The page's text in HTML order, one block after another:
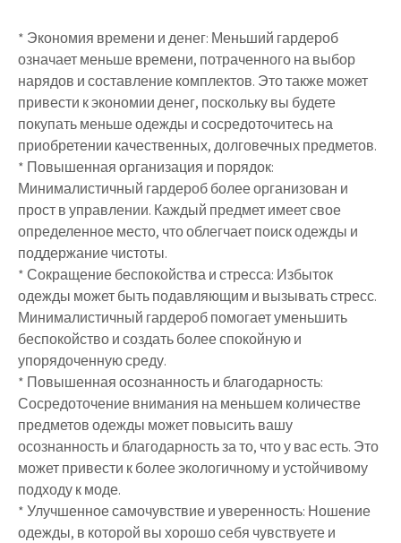
* Экономия времени и денег: Меньший гардероб
означает меньше времени, потраченного на выбор
нарядов и составление комплектов. Это также может
привести к экономии денег, поскольку вы будете
покупать меньше одежды и сосредоточитесь на
приобретении качественных, долговечных предметов.
* Повышенная организация и порядок:
Минималистичный гардероб более организован и
прост в управлении. Каждый предмет имеет свое
определенное место, что облегчает поиск одежды и
поддержание чистоты.
* Сокращение беспокойства и стресса: Избыток
одежды может быть подавляющим и вызывать стресс.
Минималистичный гардероб помогает уменьшить
беспокойство и создать более спокойную и
упорядоченную среду.
* Повышенная осознанность и благодарность:
Сосредоточение внимания на меньшем количестве
предметов одежды может повысить вашу
осознанность и благодарность за то, что у вас есть. Это
может привести к более экологичному и устойчивому
подходу к моде.
* Улучшенное самочувствие и уверенность: Ношение
одежды, в которой вы хорошо себя чувствуете и